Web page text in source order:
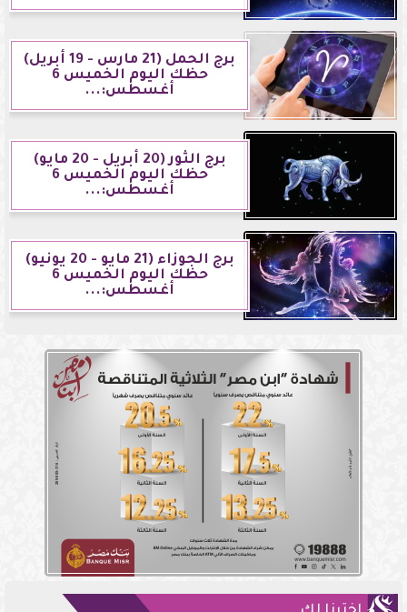
برج الحمل (21 مارس - 19 أبريل)
حظك اليوم الخميس 6
أغسطس:...
برج الثور (20 أبريل - 20 مايو)
حظك اليوم الخميس 6
أغسطس:...
برج الجوزاء (21 مايو - 20 يونيو)
حظك اليوم الخميس 6
أغسطس:...